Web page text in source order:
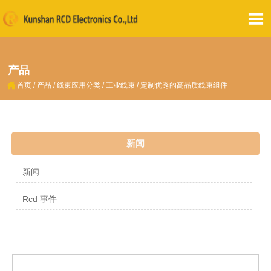

产品
 首页 / 产品 /线束应用分类 / 工业线束 / 定制优秀的高品质线束组件
新闻
新闻
Rcd 事件